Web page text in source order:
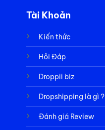
Tài Khoản
Kiến thức
Hỏi Đáp
Droppii biz
Dropshipping là gì ?
Đánh giá Review